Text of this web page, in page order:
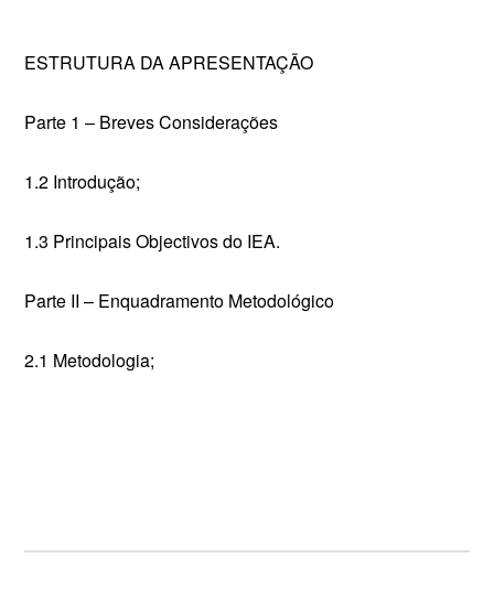
ESTRUTURA DA APRESENTAÇÃO
Parte 1 – Breves Considerações
1.2 Introdução;
1.3 Principais Objectivos do IEA.
Parte II – Enquadramento Metodológico
2.1 Metodologia;